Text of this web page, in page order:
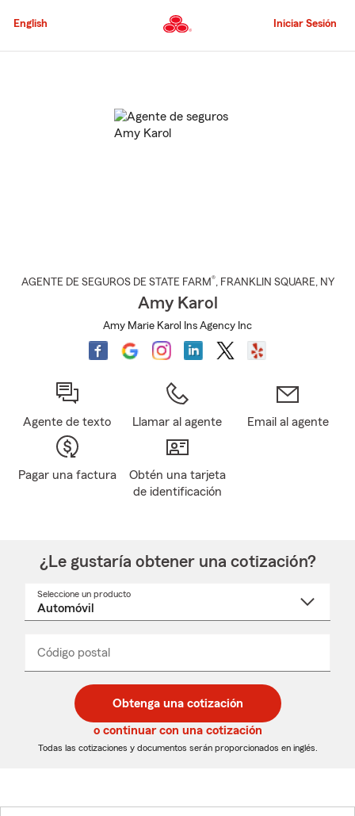
al
principal
English Iniciar Sesión
AGENTE DE SEGUROS DE STATE FARM®, FRANKLIN SQUARE, NY
Amy Karol
Amy Marie Karol Ins Agency Inc
Agente de texto Llamar al agente Email al agente
Pagar una factura
Obtén una tarjeta
de identificación
¿Le gustaría obtener una cotización?
Seleccione un producto
desplegable
Código postal
de
5
dígitos
de
5
dígitos
_____
Obtenga una cotización
o continuar con una cotización
Todas las cotizaciones y documentos serán proporcionados en inglés.